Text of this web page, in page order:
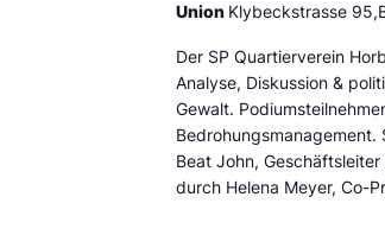
Union Klybeckstrasse
Der SP Quartierverein
Analyse, Diskussion &
Gewalt.
Bedrohungsmanagement.
Beat John,
durch Helena Meyer, Co-